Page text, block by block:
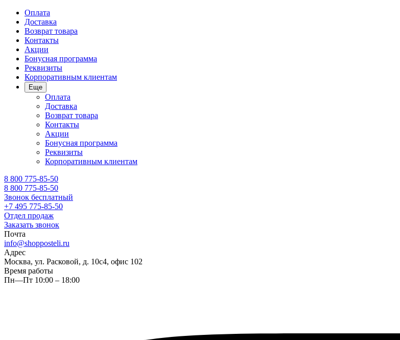
Оплата
Доставка
Возврат товара
Контакты
Акции
Бонусная программа
Реквизиты
Корпоративным клиентам
Еще
Оплата
Доставка
Возврат товара
Контакты
Акции
Бонусная программа
Реквизиты
Корпоративным клиентам
8 800 775-85-50
8 800 775-85-50
Звонок бесплатный
+7 495 775-85-50
Отдел продаж
Заказать звонок
Почта
info@shopposteli.ru
Адрес
Москва, ул. Расковой, д. 10с4, офис 102
Время работы
Пн—Пт 10:00 – 18:00